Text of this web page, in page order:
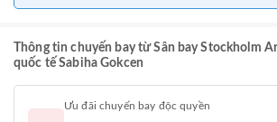
Thông tin chuyến bay từ Sân bay Stockholm
quốc tế Sabiha Gokcen
Ưu đãi chuyến bay độc quyền